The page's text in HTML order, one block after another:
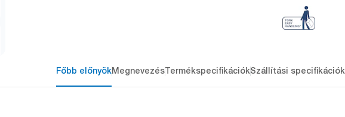
Főbb előnyökMegnevezésTermékspecifikációkSzállítási specifikációk